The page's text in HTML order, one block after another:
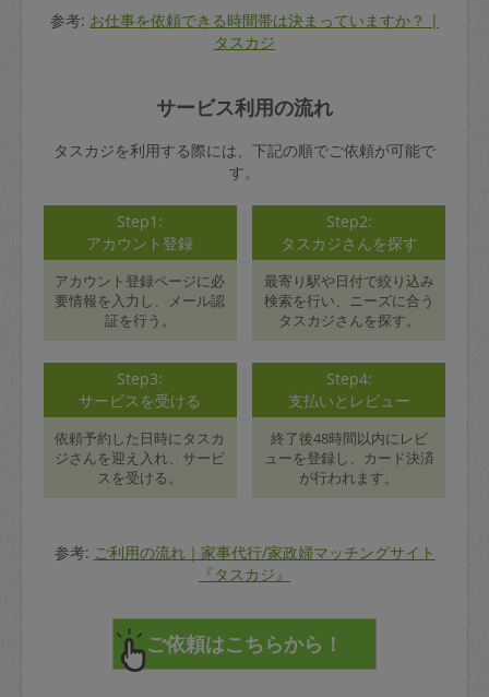
参考: お仕事を依頼できる時間帯は決まっていますか？ |
タスカジ
サービス利用の流れ
タスカジを利用する際には、下記の順でご依頼が可能で
す。
Step1:
アカウント登録
アカウント登録ページに必
要情報を入力し、メール認
証を行う。
Step2:
タスカジさんを探す
最寄り駅や日付で絞り込み
検索を行い、ニーズに合う
タスカジさんを探す。
Step3:
サービスを受ける
依頼予約した日時にタスカ
ジさんを迎え入れ、サービ
スを受ける。
Step4:
支払いとレビュー
終了後48時間以内にレビ
ューを登録し、カード決済
が行われます。
参考: ご利用の流れ｜家事代行/家政婦マッチングサイト
『タスカジ』